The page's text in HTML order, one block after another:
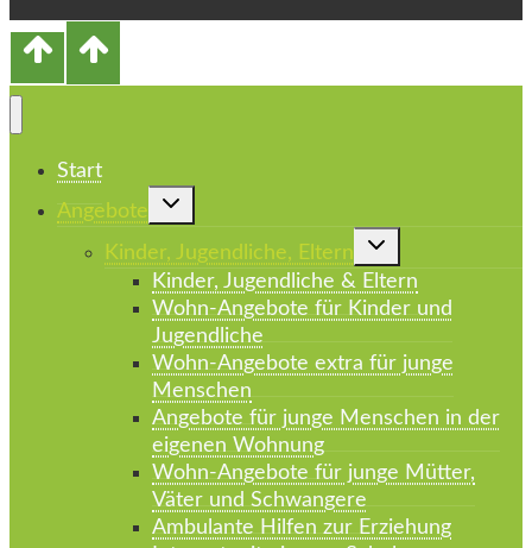
Start
Angebote
Untermenü
Kinder, Jugendliche, Eltern
Untermenü
Kinder, Jugendliche & Eltern
Wohn-Angebote für Kinder und
Jugendliche
Wohn-Angebote extra für junge
Menschen
Angebote für junge Menschen in der
eigenen Wohnung
Wohn-Angebote für junge Mütter,
Väter und Schwangere
Ambulante Hilfen zur Erziehung